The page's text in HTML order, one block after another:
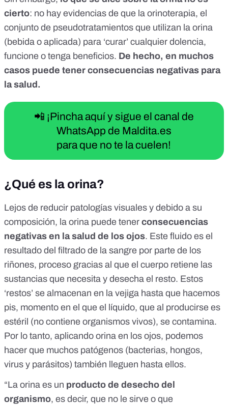
cierto: no hay evidencias de que la orinoterapia, el
conjunto de pseudotratamientos que utilizan la orina
(bebida o aplicada) para ‘curar’ cualquier dolencia,
funcione o tenga beneficios. De hecho, en muchos
casos puede tener consecuencias negativas para
la salud.
📲 ¡Pincha aquí y sigue el canal de
WhatsApp de Maldita.es
para que no te la cuelen!
¿Qué es la orina?
Lejos de reducir patologías visuales y debido a su
composición, la orina puede tener consecuencias
negativas en la salud de los ojos. Este fluido es el
resultado del filtrado de la sangre por parte de los
riñones, proceso gracias al que el cuerpo retiene las
sustancias que necesita y desecha el resto. Estos
‘restos’ se almacenan en la vejiga hasta que hacemos
pis, momento en el que el líquido, que al producirse es
estéril (no contiene organismos vivos), se contamina.
Por lo tanto, aplicando orina en los ojos, podemos
hacer que muchos patógenos (bacterias, hongos,
virus y parásitos) también lleguen hasta ellos.
“La orina es un producto de desecho del
organismo, es decir, que no le sirve o que